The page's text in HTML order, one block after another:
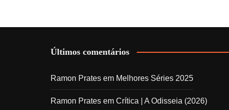
Últimos comentários
Ramon Prates em Melhores Séries 2025
Ramon Prates em Crítica | A Odisseia (2026)